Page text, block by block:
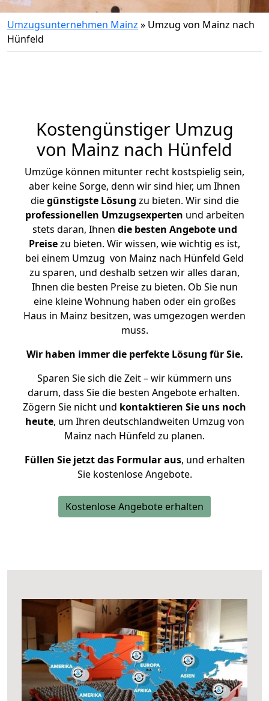
Umzugsunternehmen Mainz » Umzug von Mainz nach
Hünfeld
Kostengünstiger Umzug
von Mainz nach Hünfeld
Umzüge können mitunter recht kostspielig sein,
aber keine Sorge, denn wir sind hier, um Ihnen
diegünstigste Lösung zu bieten. Wir sind die
professionellen Umzugsexperten und arbeiten
stets daran, Ihnen die besten Angebote und
Preisezu bieten. Wir wissen, wie wichtig es ist,
bei einem Umzug von Mainz nach Hünfeld Geld
zu sparen, und deshalb setzen wir alles daran,
Ihnen die besten Preise zu bieten. Ob Sie nun
eine kleine Wohnung haben oder ein großes
Haus in Mainz besitzen, was umgezogen werden
muss.
Wir haben immer die perfekte Lösung für Sie.
Sparen Sie sich die Zeit – wir kümmern uns
darum, dass Sie die besten Angebote erhalten.
Zögern Sie nicht und kontaktieren Sie uns noch
heute, um Ihren deutschlandweiten Umzug von
Mainz nach Hünfeld zu planen.
Füllen Sie jetzt das Formular aus, und erhalten
Sie kostenlose Angebote.
Kostenlose Angebote erhalten